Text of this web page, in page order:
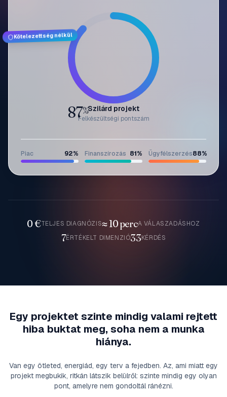
87%Szilárd projekt
Felkészültségi pontszám
Piac 92% Finanszírozás 81% Ügyfélszerzés88%
Kötelezettség nélkül
0 €TELJES DIAGNÓZIS≈ 10 percA VÁLASZADÁSHOZ
7ÉRTÉKELT DIMENZIÓ33KÉRDÉS
Egy projektet szinte mindig valami rejtett
hiba buktat meg, soha nem a munka
hiánya.
Van egy ötleted, energiád, egy terv a fejedben. Az, ami miatt egy
projekt megbukik, ritkán látszik belülről: szinte mindig egy olyan
pont, amelyre nem gondoltál ránézni.